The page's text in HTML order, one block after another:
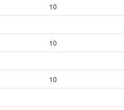
10
10
10